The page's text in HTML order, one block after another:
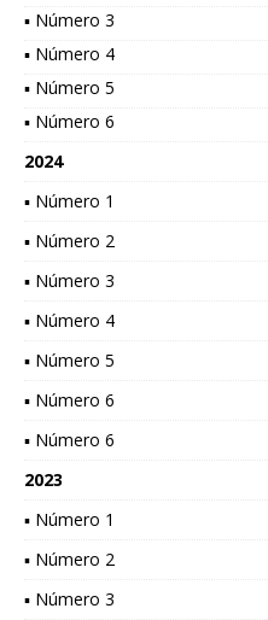
▪ Número 3
▪ Número 4
▪ Número 5
▪ Número 6
2024
▪ Número 1
▪ Número 2
▪ Número 3
▪ Número 4
▪ Número 5
▪ Número 6
▪ Número 6
2023
▪ Número 1
▪ Número 2
▪ Número 3